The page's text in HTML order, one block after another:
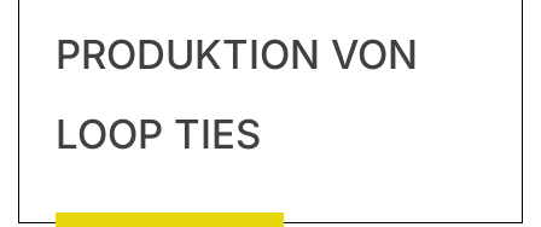
PRODUKTION VON
LOOP TIES